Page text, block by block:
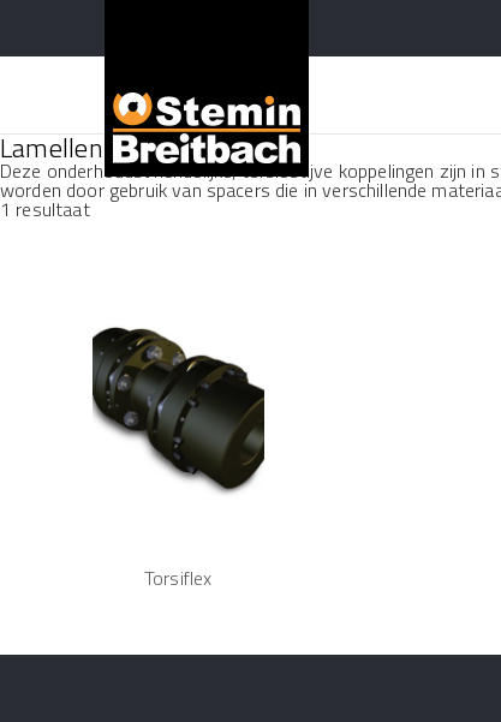
Lamellenkoppelingen
Deze onderhoudsvriendelijke, torsiestijve koppelingen zijn
worden door gebruik van spacers die in verschillende
1 resultaat
Torsiflex